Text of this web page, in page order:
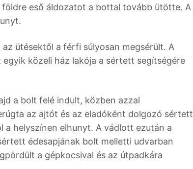
eső áldozatot a bottal tovább ütötte. A
ütésektől a férfi súlyosan megsérült. A
közeli ház lakója a sértett segítségére
a bolt felé indult, közben azzal
az ajtót és az eladóként dolgozó sértett
helyszínen elhunyt. A vádlott ezután a
édesapjának bolt melletti udvarban
a gépkocsival és az útpadkára